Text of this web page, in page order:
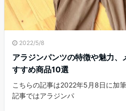
2022/5/8
アラジンパンツの特徴や魅力、
すすめ商品10選
こちらの記事は2022年5月8日に加
記事ではアラジンパ